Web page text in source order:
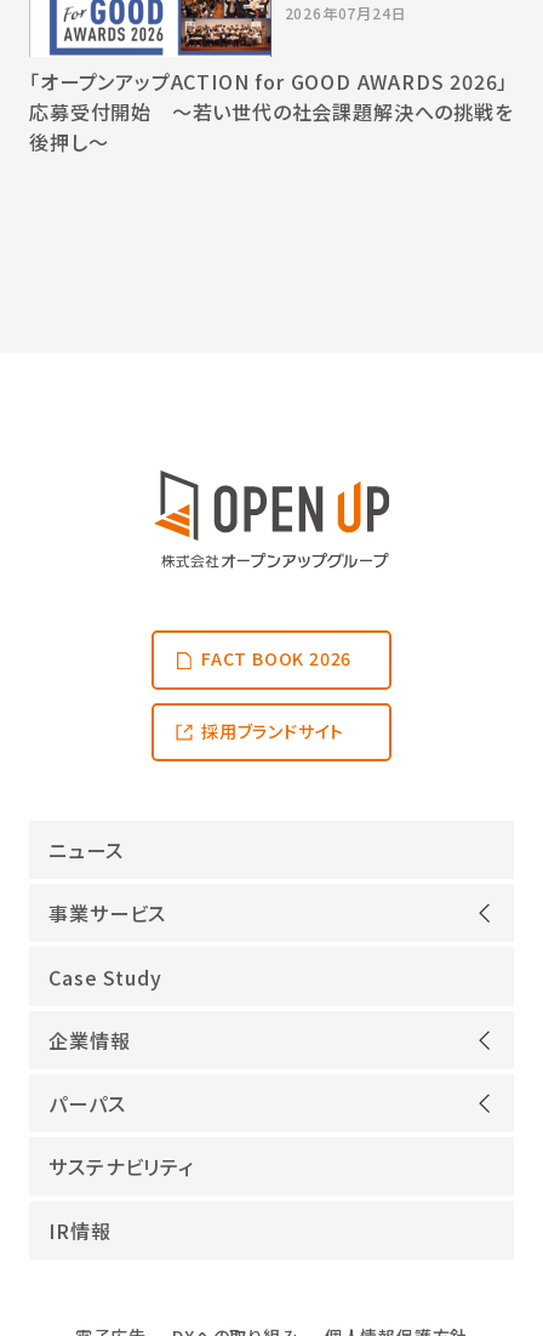
2026年07月24日
「オープンアップACTION for GOOD AWARDS 2026」
応募受付開始 〜若い世代の社会課題解決への挑戦を
後押し〜
FACT BOOK 2026
採用ブランドサイト
ニュース
事業サービス
オープンアップグループが選ばれる理由
ITインフラ
IT開発
海外領域
教育・人材紹介
Case Study
企業情報
ごあいさつ
沿革
役員紹介
パーパス
当社グループのパーパス
幸せな仕事総合研究所
エンジニアインタビュー
サステナビリティ
IR情報